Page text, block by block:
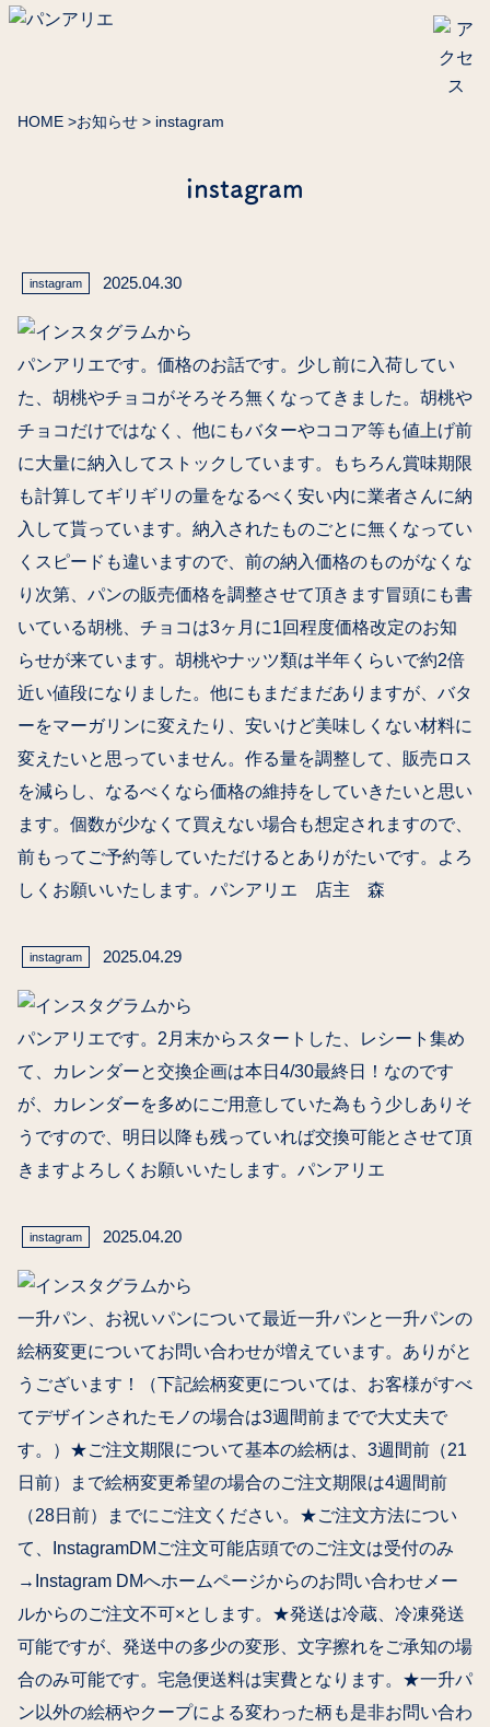
HOME >お知らせ > instagram
instagram
instagram 2025.04.30
パンアリエです。価格のお話です。少し前に入荷してい
た、胡桃やチョコがそろそろ無くなってきました。胡桃や
チョコだけではなく、他にもバターやココア等も値上げ前
に大量に納入してストックしています。もちろん賞味期限
も計算してギリギリの量をなるべく安い内に業者さんに納
入して貰っています。納入されたものごとに無くなってい
くスピードも違いますので、前の納入価格のものがなくな
り次第、パンの販売価格を調整させて頂きます冒頭にも書
いている胡桃、チョコは3ヶ月に1回程度価格改定のお知
らせが来ています。胡桃やナッツ類は半年くらいで約2倍
近い値段になりました。他にもまだまだありますが、バタ
ーをマーガリンに変えたり、安いけど美味しくない材料に
変えたいと思っていません。作る量を調整して、販売ロス
を減らし、なるべくなら価格の維持をしていきたいと思い
ます。個数が少なくて買えない場合も想定されますので、
前もってご予約等していただけるとありがたいです。よろ
しくお願いいたします。パンアリエ 店主 森
instagram 2025.04.29
パンアリエです。2月末からスタートした、レシート集め
て、カレンダーと交換企画は本日4/30最終日！なのです
が、カレンダーを多めにご用意していた為もう少しありそ
うですので、明日以降も残っていれば交換可能とさせて頂
きますよろしくお願いいたします。パンアリエ
instagram 2025.04.20
一升パン、お祝いパンについて最近一升パンと一升パンの
絵柄変更についてお問い合わせが増えています。ありがと
うございます！（下記絵柄変更については、お客様がすべ
てデザインされたモノの場合は3週間前までで大丈夫で
す。）★ご注文期限について基本の絵柄は、3週間前（21
日前）まで絵柄変更希望の場合のご注文期限は4週間前
（28日前）までにご注文ください。★ご注文方法につい
て、InstagramDMご注文可能︎店頭でのご注文は受付のみ
→Instagram DMへ︎ホームページからのお問い合わせメー
ルからのご注文不可×とします。★発送は冷蔵、冷凍発送
可能ですが、発送中の多少の変形、文字擦れをご承知の場
合のみ可能です。宅急便送料は実費となります。★一升パ
ン以外の絵柄やクープによる変わった柄も是非お問い合わ